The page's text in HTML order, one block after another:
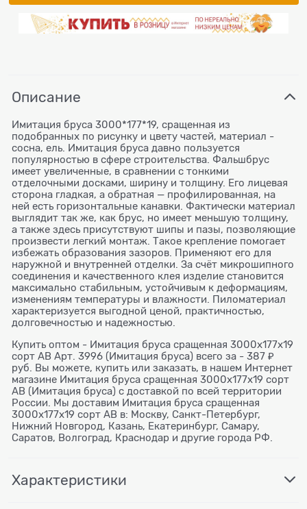
Описание
Имитация бруса 3000*177*19, сращенная из
подобранных по рисунку и цвету частей, материал -
сосна, ель. Имитация бруса давно пользуется
популярностью в сфере строительства. Фальшбрус
имеет увеличенные, в сравнении с тонкими
отделочными досками, ширину и толщину. Его лицевая
сторона гладкая, а обратная — профилированная, на
ней есть горизонтальные канавки. Фактически материал
выглядит так же, как брус, но имеет меньшую толщину,
а также здесь присутствуют шипы и пазы, позволяющие
произвести легкий монтаж. Такое крепление помогает
избежать образования зазоров. Применяют его для
наружной и внутренней отделки. За счёт микрошипного
соединения и качественного клея изделие становится
максимально стабильным, устойчивым к деформациям,
изменениям температуры и влажности. Пиломатериал
характеризуется выгодной ценой, практичностью,
долговечностью и надежностью.
Купить оптом - Имитация бруса сращенная 3000х177х19
сорт АВ Арт. 3996 (Имитация бруса) всего за - 387 ₽
руб. Вы можете, купить или заказать, в нашем Интернет
магазине Имитация бруса сращенная 3000х177х19 сорт
АВ (Имитация бруса) с доставкой по всей территории
России. Мы доставим Имитация бруса сращенная
3000х177х19 сорт АВ в: Москву, Санкт-Петербург,
Нижний Новгород, Казань, Екатеринбург, Самару,
Саратов, Волгоград, Краснодар и другие города РФ.
Характеристики